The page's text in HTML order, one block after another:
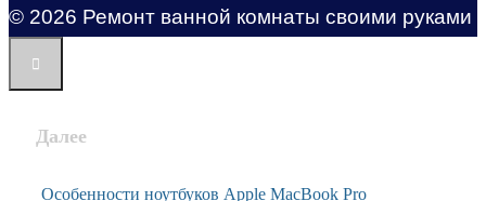
© 2026 Ремонт ванной комнаты своими руками
Далее
Особенности ноутбуков Apple MacBook Pro